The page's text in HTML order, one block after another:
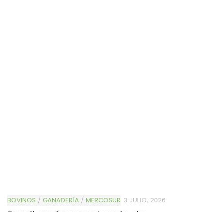
BOVINOS / GANADERÍA / MERCOSUR 3 JULIO, 2026